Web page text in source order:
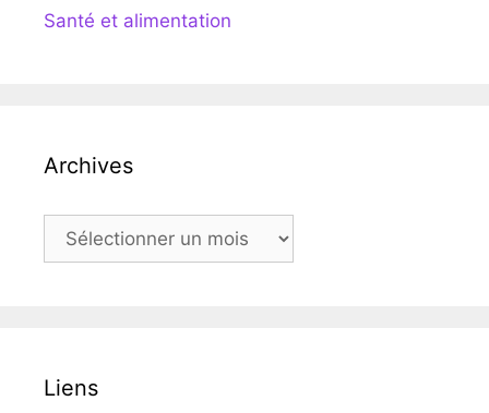
Santé et alimentation
Archives
Archives
Liens